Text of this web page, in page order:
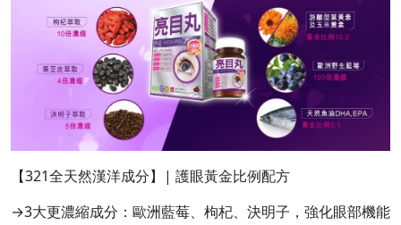
【321全天然漢洋成分】| 護眼黃金比例配方
→3大更濃縮成分：歐洲藍莓、枸杞、決明子，強化眼部機能